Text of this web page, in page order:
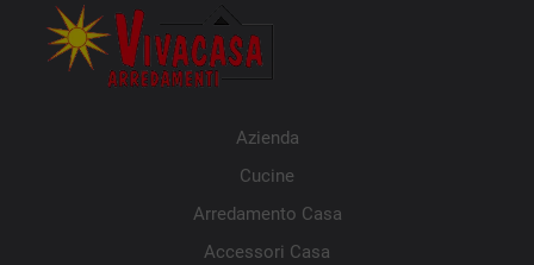
Azienda
Cucine
Arredamento Casa
Accessori Casa